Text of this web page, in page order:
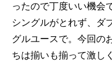
ったので丁度いい機会
シングルがとれず、ダ
グルユースで。今回の
ちは揃いも揃って激し